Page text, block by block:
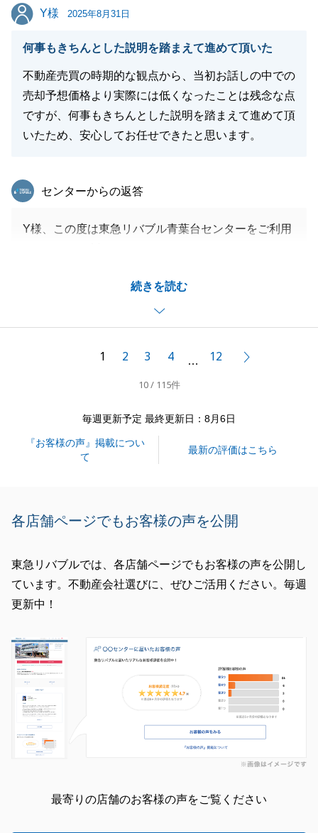
ております。
様の中から買主様をご紹介することができ、M様の早
期ご売却実現にお力添えができましたこと、心より嬉
しく思います。
ご契約からお引き渡しまでの短い期間、ご多忙の中、
各種ご準備にご協力いただき、誠にありがとうござい
を完了することができました。
この度のご縁に深く感謝いたします。
今後とも東急リバブルをよろしくお願い申し上げま
Y様
Y様 2025年8月31日
何事もきちんとした説明を踏まえて進めて頂いた
不動産売買の時期的な観点から、当初お話しの中での
売却予想価格より実際には低くなったことは残念な点
ですが、何事もきちんとした説明を踏まえて進めて頂
いたため、安心してお任せできたと思います。
続きを読む
東急リバブル
センターからの返答
Y様、この度は東急リバブル青葉台センターをご利用
今後また何かお困りごとなどございましたら、ぜひお
気軽にお声掛け頂けますと幸いに存じます。
この度は誠にありがとうございました。
閉じる
1 2 3 4 … 12
10 / 115件
毎週更新予定 最終更新日：8月6日
『お客様の声』掲載につい
て
最新の評価はこちら
各店舗ページでもお客様の声を公開
東急リバブルでは、各店舗ページでもお客様の声を公開し
ています。不動産会社選びに、ぜひご活用ください。毎週
更新中！
最寄りの店舗のお客様の声をご覧ください